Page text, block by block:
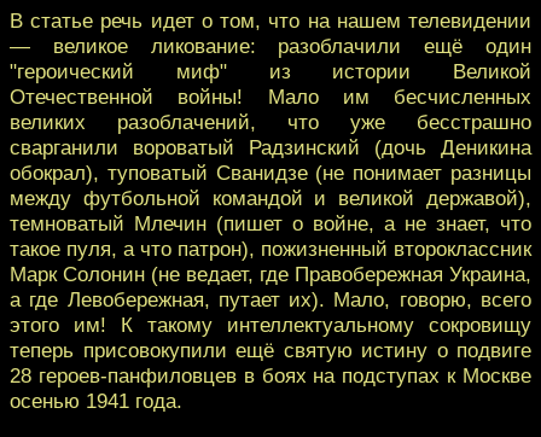
В статье речь идет о том, что на нашем телевидении
— великое ликование: разоблачили ещё один
"героический миф" из истории Великой
Отечественной войны! Мало им бесчисленных
великих разоблачений, что уже бесстрашно
сварганили вороватый Радзинский (дочь Деникина
обокрал), туповатый Сванидзе (не понимает разницы
между футбольной командой и великой державой),
темноватый Млечин (пишет о войне, а не знает, что
такое пуля, а что патрон), пожизненный второклассник
Марк Солонин (не ведает, где Правобережная Украина,
а где Левобережная, путает их). Мало, говорю, всего
этого им! К такому интеллектуальному сокровищу
теперь присовокупили ещё святую истину о подвиге
28 героев-панфиловцев в боях на подступах к Москве
осенью 1941 года.